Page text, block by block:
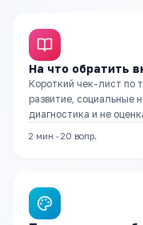
На что обратить
Короткий чек-лист по
развитие, социальные
диагностика и не
2 мин · 20 вопр.